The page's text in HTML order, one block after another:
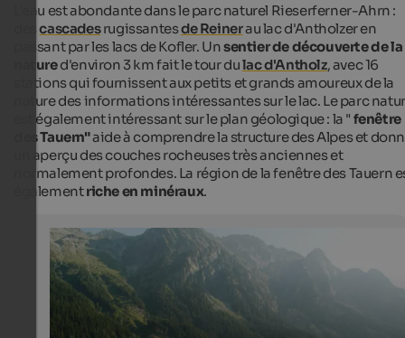
Lake Antholz
Lake Antholz is a famous destination in summer. The
tour lasts about an hour.
Internet Consulting
L'eau est abondante dans le parc naturel Rieserferner-Ahrn :
descascadesrugissantesde Reinerau lac d'Antholzer en
passant par les lacs de Kofler. Unsentier de découverte de la
natured'environ 3 km fait le tour dulac d'Antholz, avec 16
stations qui fournissent aux petits et grands amoureux de la
nature des informations intéressantes sur le lac. Le parc
est également intéressant sur le plan géologique : la " fenêtre
des Tauern"aide à comprendre la structure des Alpes et
un aperçu des couches rocheuses très anciennes et
normalement profondes. La région de la fenêtre des Tauern
égalementriche en minéraux.